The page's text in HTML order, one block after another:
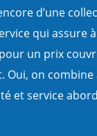
d’une
qui assure
un prix
Oui, on combine
et service